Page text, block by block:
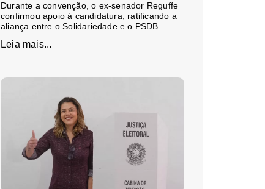
Durante a convenção, o ex-senador Reguffe
confirmou apoio à candidatura, ratificando a
aliança entre o Solidariedade e o PSDB
Leia mais...